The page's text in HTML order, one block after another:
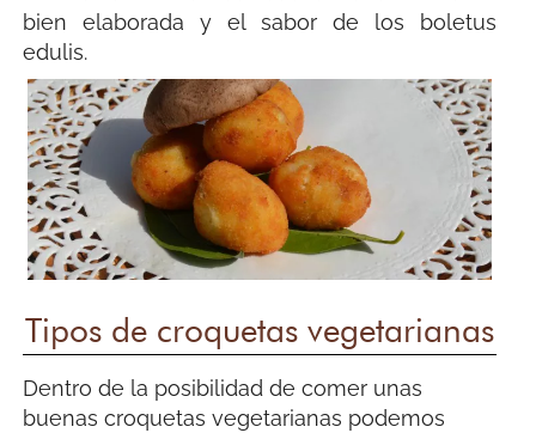
bien elaborada y el sabor de los boletus
edulis.
Tipos de croquetas vegetarianas
Dentro de la posibilidad de comer unas
buenas croquetas vegetarianas podemos